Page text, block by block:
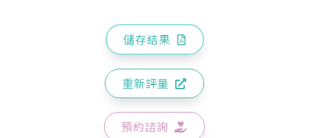
儲存結果
重新評量
預約諮詢